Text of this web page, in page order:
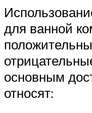
для ванной
основным
относят: